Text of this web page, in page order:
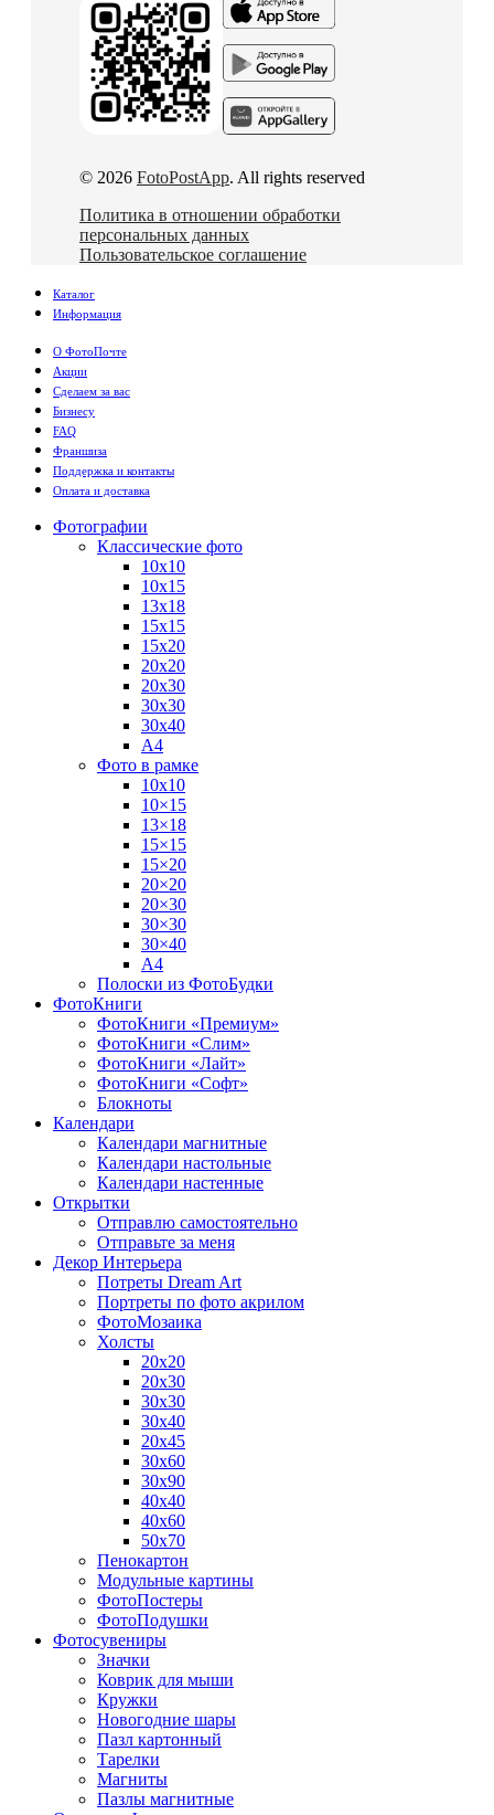
© 2026 FotoPostApp. All rights reserved
Политика в отношении обработки
персональных данных
Пользовательское соглашение
Каталог
Информация
О ФотоПочте
Акции
Сделаем за вас
Бизнесу
FAQ
Франшиза
Поддержка и контакты
Оплата и доставка
Фотографии
Классические фото
10х10
10х15
13х18
15х15
15х20
20х20
20х30
30х30
30х40
А4
Фото в рамке
10х10
10×15
13×18
15×15
15×20
20×20
20×30
30×30
30×40
A4
Полоски из ФотоБудки
ФотоКниги
ФотоКниги «Премиум»
ФотоКниги «Слим»
ФотоКниги «Лайт»
ФотоКниги «Софт»
Блокноты
Календари
Календари магнитные
Календари настольные
Календари настенные
Открытки
Отправлю самостоятельно
Отправьте за меня
Декор Интерьера
Потреты Dream Art
Портреты по фото акрилом
ФотоМозаика
Холсты
20х20
20х30
30х30
30х40
20х45
30х60
30х90
40х40
40х60
50х70
Пенокартон
Модульные картины
ФотоПостеры
ФотоПодушки
Фотоcувениры
Значки
Коврик для мыши
Кружки
Новогодние шары
Пазл картонный
Тарелки
Магниты
Пазлы магнитные